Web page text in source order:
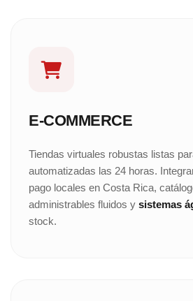
E-COMMERCE
Tiendas virtuales robustas listas
automatizadas las 24 horas.
pago locales en Costa Rica,
administrables fluidos y sistemas
stock.